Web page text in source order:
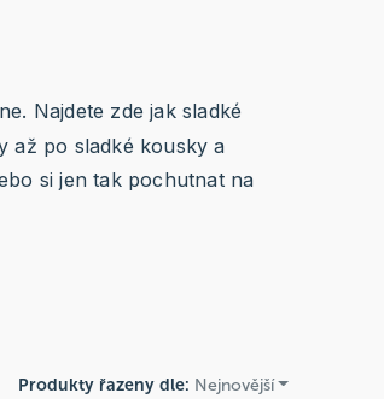
Najdete zde jak sladké
až po sladké kousky a
si jen tak pochutnat na
Produkty řazeny dle: Nejnovější